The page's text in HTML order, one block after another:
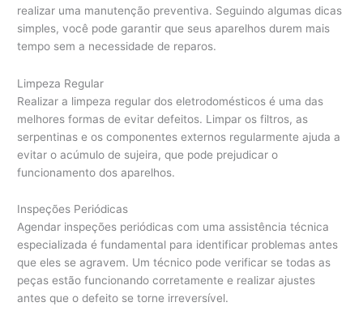
realizar uma manutenção preventiva. Seguindo algumas dicas
simples, você pode garantir que seus aparelhos durem mais
tempo sem a necessidade de reparos.
Limpeza Regular
Realizar a limpeza regular dos eletrodomésticos é uma das
melhores formas de evitar defeitos. Limpar os filtros, as
serpentinas e os componentes externos regularmente ajuda a
evitar o acúmulo de sujeira, que pode prejudicar o
funcionamento dos aparelhos.
Inspeções Periódicas
Agendar inspeções periódicas com uma assistência técnica
especializada é fundamental para identificar problemas antes
que eles se agravem. Um técnico pode verificar se todas as
peças estão funcionando corretamente e realizar ajustes
antes que o defeito se torne irreversível.